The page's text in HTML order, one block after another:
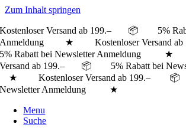
Zum Inhalt springen
Kostenloser Versand ab 199.– 📦 5%
Anmeldung ★ Kostenloser
5% Rabatt bei Newsletter Anmeldung
Versand ab 199.– 📦 5% Rabatt bei
★ Kostenloser Versand ab 199.– 📦
Newsletter Anmeldung ★
Menu
Suche